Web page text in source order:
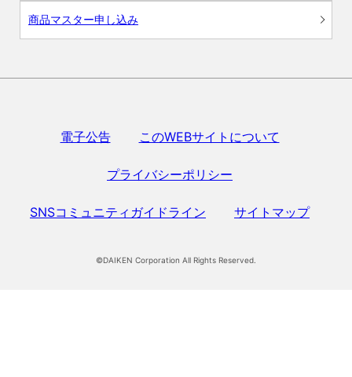
商品マスター申し込み
電子公告 このWEBサイトについて
プライバシーポリシー
SNSコミュニティガイドライン サイトマップ
©DAIKEN Corporation All Rights Reserved.